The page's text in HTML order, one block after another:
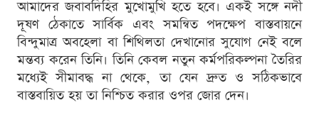
আমাদের জবাবদিহির মুখোমুখি হতে হবে। একই সঙ্গে নদী
দূষণ ঠেকাতে সার্বিক এবং সমন্বিত পদক্ষেপ বাস্তবায়নে
বিন্দুমাত্র অবহেলা বা শিথিলতা দেখানোর সুযোগ নেই বলে
মন্তব্য করেন তিনি। তিনি কেবল নতুন কর্মপরিকল্পনা তৈরির
মধ্যেই সীমাবদ্ধ না থেকে, তা যেন দ্রুত ও সঠিকভাবে
বাস্তবায়িত হয় তা নিশ্চিত করার ওপর জোর দেন।